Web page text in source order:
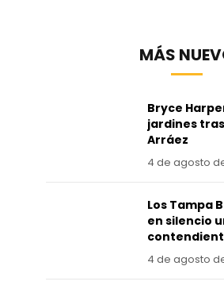
MÁS
Bryce
jardines
Arráez
4 de agosto
Los Tampa
en silencio
4 de agosto